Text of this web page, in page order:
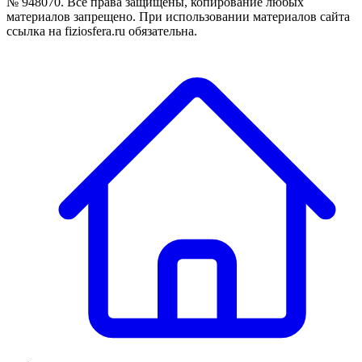
материалов запрещено. При использовании материалов сайта
ссылка на fiziosfera.ru обязательна.